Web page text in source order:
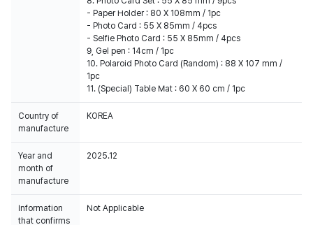
- Paper Holder : 80 X 108mm / 1pc
- Photo Card : 55 X 85mm / 4pcs
- Selfie Photo Card : 55 X 85mm / 4pcs
9, Gel pen : 14cm / 1pc
10. Polaroid Photo Card (Random) : 88 X 107 mm /
1pc
11. (Special) Table Mat : 60 X 60 cm / 1pc
Country of
manufacture
KOREA
Year and
month of
manufacture
2025.12
Information
that confirms
Not Applicable